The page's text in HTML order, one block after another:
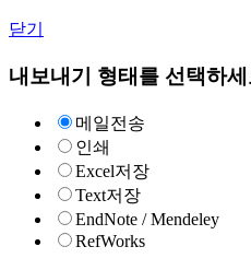
닫기
내보내기 형태를 선택하세
메일전송
인쇄
Excel저장
Text저장
EndNote / Mendeley
RefWorks